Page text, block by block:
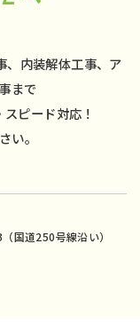
、内装解体工事、ア
まで
ピード対応！
い。
国道250号線沿い）